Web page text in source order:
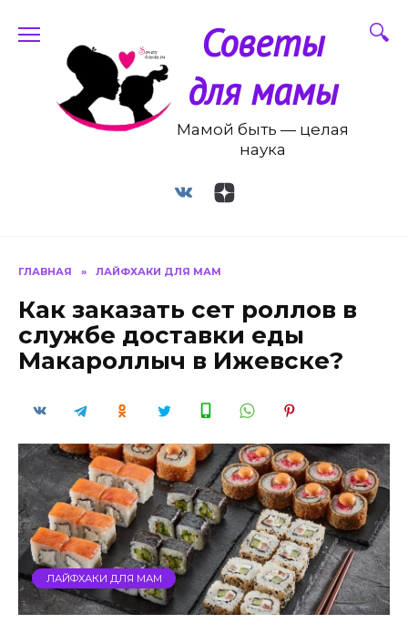
содержанию
Советы
для мамы
Мамой быть — целая
наука
ГЛАВНАЯ » ЛАЙФХАКИ ДЛЯ МАМ
Как заказать сет роллов в
службе доставки еды
Макароллыч в Ижевске?
ЛАЙФХАКИ ДЛЯ МАМ